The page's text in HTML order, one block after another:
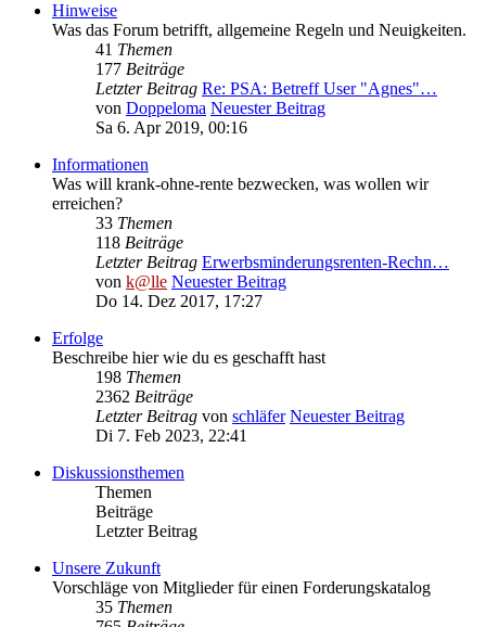
Hinweise
Was das Forum betrifft, allgemeine Regeln und Neuigkeiten.
41 Themen
177 Beiträge
Letzter Beitrag Re: PSA: Betreff User "Agnes"…
von Doppeloma Neuester Beitrag
Sa 6. Apr 2019, 00:16
Informationen
Was will krank-ohne-rente bezwecken, was wollen wir
erreichen?
33 Themen
118 Beiträge
Letzter Beitrag Erwerbsminderungsrenten-Rechn…
von k@lle Neuester Beitrag
Do 14. Dez 2017, 17:27
Erfolge
Beschreibe hier wie du es geschafft hast
198 Themen
2362 Beiträge
Letzter Beitrag von schläfer Neuester Beitrag
Di 7. Feb 2023, 22:41
Diskussionsthemen
Themen
Beiträge
Letzter Beitrag
Unsere Zukunft
Vorschläge von Mitglieder für einen Forderungskatalog
35 Themen